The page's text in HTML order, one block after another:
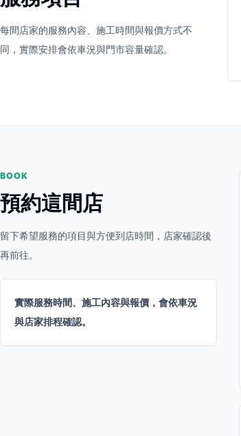
立即預約 開啟地圖 其他店家
每間店家的服務內容、施工時間與報價方式不
同，實際安排會依車況與門市容量確認。
BOOK
預約這間店
留下希望服務的項目與方便到店時間，店家確認後
再前往。
實際服務時間、施工內容與報價，會依車況
與店家排程確認。